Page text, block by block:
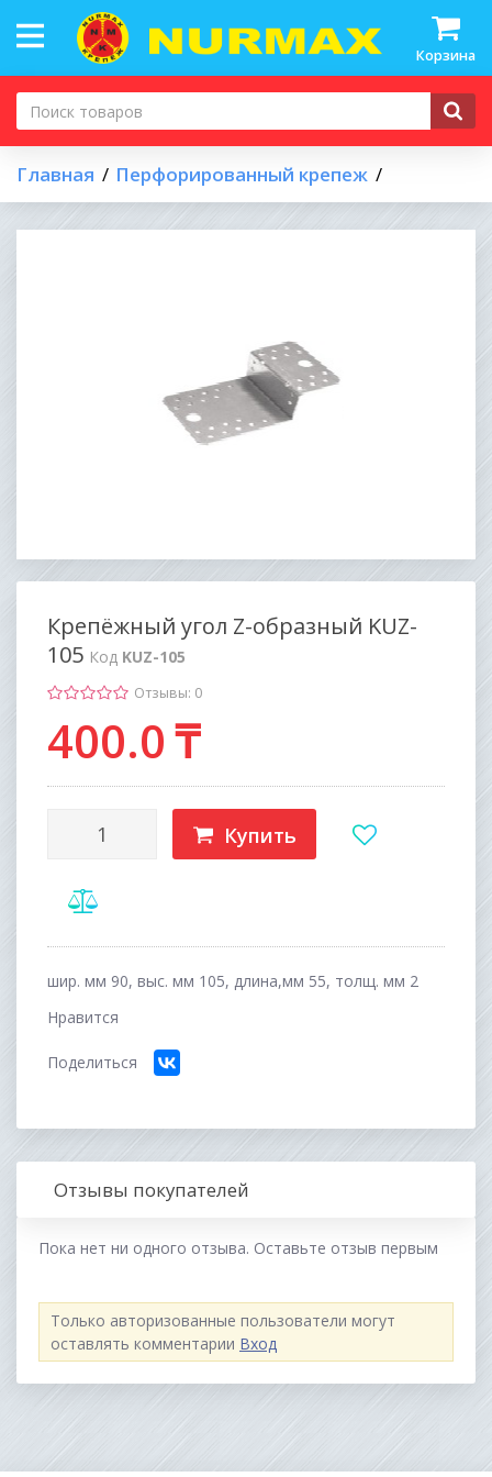
Корзина
Главная Перфорированный крепеж
Крепёжный угол Z-образный KUZ-
105 Код KUZ-105
Отзывы: 0
400.0₸
Купить
шир. мм 90, выс. мм 105, длина,мм 55, толщ. мм 2
Нравится
Поделиться
Отзывы покупателей
Пока нет ни одного отзыва. Оставьте отзыв первым
Только авторизованные пользователи могут
оставлять комментарии Вход